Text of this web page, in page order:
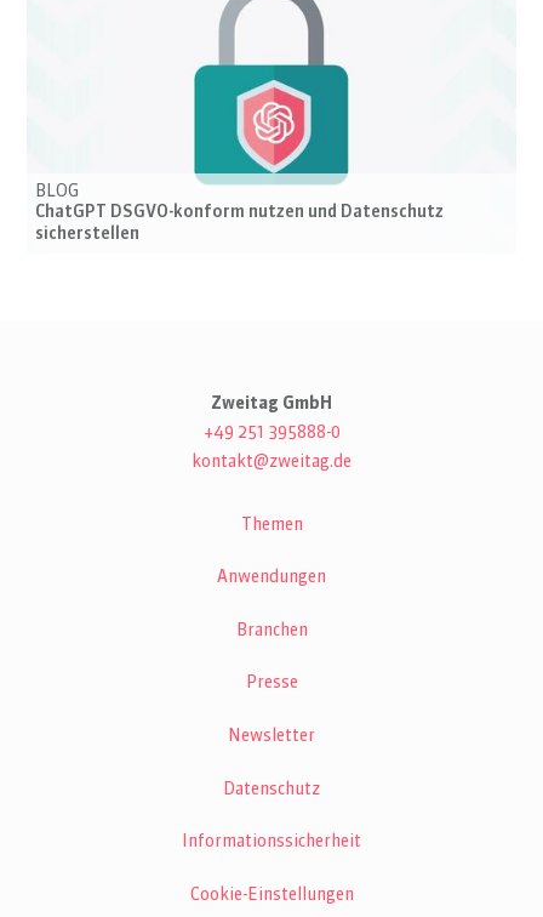
BLOG
ChatGPT DSGVO-konform nutzen und Datenschutz
sicherstellen
Zweitag GmbH
+49 251 395888-0
kontakt@zweitag.de
Themen
Anwendungen
Branchen
Presse
Newsletter
Datenschutz
Informationssicherheit
Cookie-Einstellungen